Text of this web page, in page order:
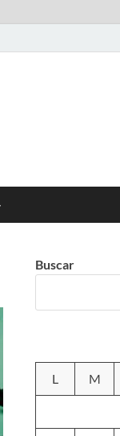
Buscar
L
M